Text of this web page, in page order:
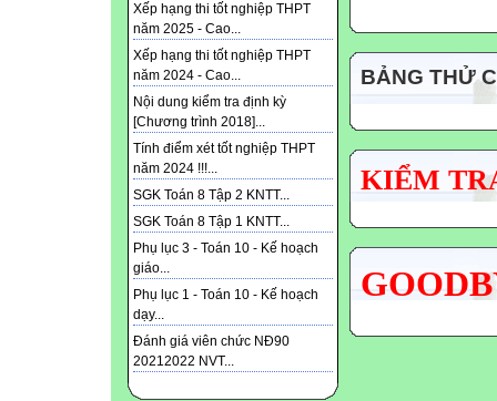
Xếp hạng thi tốt nghiệp THPT
năm 2025 - Cao...
Xếp hạng thi tốt nghiệp THPT
năm 2024 - Cao...
Nội dung kiểm tra định kỳ
[Chương trình 2018]...
Tính điểm xét tốt nghiệp THPT
năm 2024 !!!...
SGK Toán 8 Tập 2 KNTT...
SGK Toán 8 Tập 1 KNTT...
Phụ lục 3 - Toán 10 - Kế hoạch
giáo...
Phụ lục 1 - Toán 10 - Kế hoạch
dạy...
Đánh giá viên chức NĐ90
20212022 NVT...
BẢNG THỬ
KIỂM